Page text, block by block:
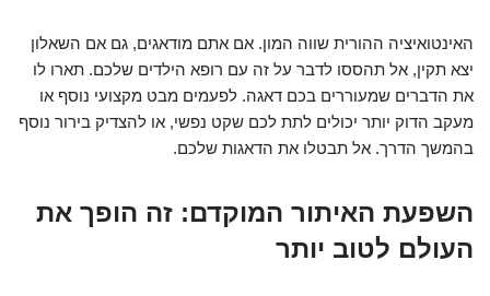
האינטואיציה ההורית שווה המון. אם אתם מודאגים, גם אם השאלון
יצא תקין, אל תהססו לדבר על זה עם רופא הילדים שלכם. תארו לו
את הדברים שמעוררים בכם דאגה. לפעמים מבט מקצועי נוסף או
מעקב הדוק יותר יכולים לתת לכם שקט נפשי, או להצדיק בירור נוסף
בהמשך הדרך. אל תבטלו את הדאגות שלכם.
השפעת האיתור המוקדם: זה הופך את
העולם לטוב יותר